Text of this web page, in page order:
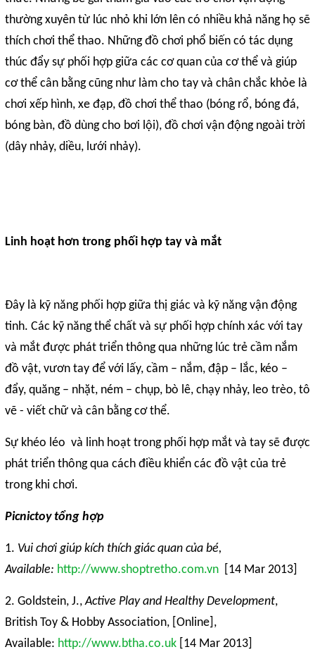
thường xuyên từ lúc nhỏ khi lớn lên có nhiều khả năng họ sẽ
thích chơi thể thao. Những đồ chơi phổ biến có tác dụng
thúc đẩy sự phối hợp giữa các cơ quan của cơ thể và giúp
cơ thể cân bằng cũng như làm cho tay và chân chắc khỏe là
chơi xếp hình, xe đạp, đồ chơi thể thao (bóng rổ, bóng đá,
bóng bàn, đồ dùng cho bơi lội), đồ chơi vận động ngoài trời
(dây nhảy, diều, lưới nhảy).
Linh hoạt hơn trong phối hợp tay và mắt
Đây là kỹ năng phối hợp giữa thị giác và kỹ năng vận động
tinh. Các kỹ năng thể chất và sự phối hợp chính xác với tay
và mắt được phát triển thông qua những lúc trẻ cầm nắm
đồ vật, vươn tay để với lấy, cầm – nắm, đập – lắc, kéo –
đẩy, quăng – nhặt, ném – chụp, bò lê, chạy nhảy, leo trèo, tô
vẽ - viết chữ và cân bằng cơ thể.
Sự khéo léo và linh hoạt trong phối hợp mắt và tay sẽ được
phát triển thông qua cách điều khiển các đồ vật của trẻ
trong khi chơi.
Picnictoy tổng hợp
1. Vui chơi giúp kích thích giác quan của bé,
Available: http://www.shoptretho.com.vn [14 Mar 2013]
2. Goldstein, J.,Active Play and Healthy Development,
British Toy & Hobby Association, [Online],
Available: http://www.btha.co.uk [14 Mar 2013]